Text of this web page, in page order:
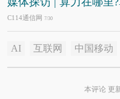
C114通信网 7/30
AI 互联网 中国移动
本评论 更